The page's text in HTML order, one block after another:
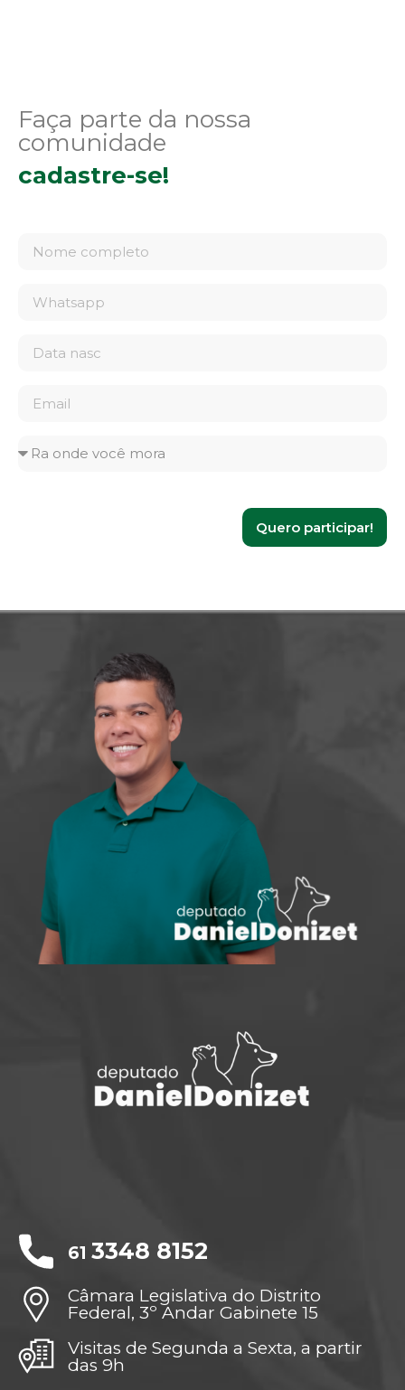
Faça parte da nossa
comunidade
cadastre-se!
Quero participar!
61 3348 8152
Câmara Legislativa do Distrito
Federal, 3º Andar Gabinete 15
Visitas de Segunda a Sexta, a partir
das 9h